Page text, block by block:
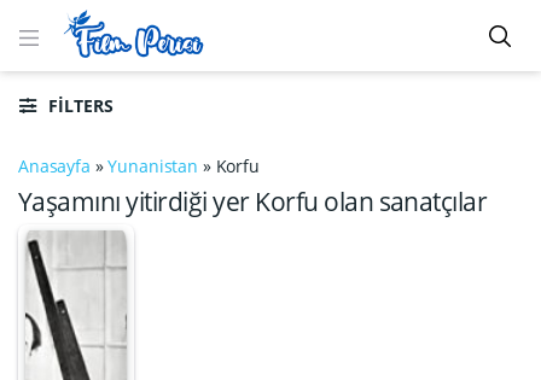
FILTERS
Anasayfa »Yunanistan » Korfu
Yaşamını yitirdiği yer Korfu olan sanatçılar